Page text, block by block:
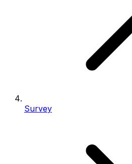
Survey